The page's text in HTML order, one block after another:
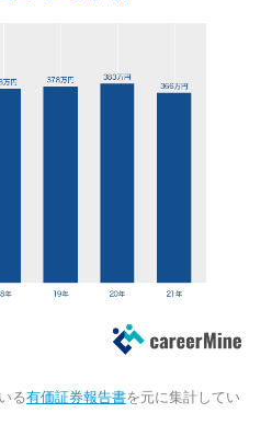
る有価証券報告書を元に集計してい